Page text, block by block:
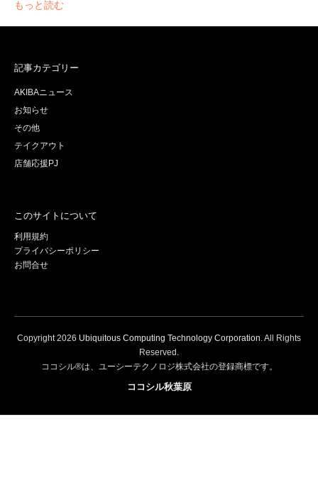
もっと読む
記事カテゴリー
AKIBAニュース
お知らせ
その他
テイクアウト
店舗応援PJ
このサイトについて
利用規約
プライバシーポリシー
お問合せ
Copyright2026 Ubiquitous Computing Technology Corporation. All Rights
Reserved.
ココシル®は、ユーシーテクノロジ株式会社の登録商標です。
ココシル秋葉原